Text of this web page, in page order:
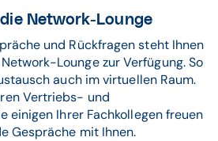
Network-Lounge
und Rückfragen steht Ihnen
Lounge zur Verfügung. So
auch im virtuellen Raum.
Vertriebs- und
einigen Ihrer Fachkollegen freuen
Gespräche mit Ihnen.